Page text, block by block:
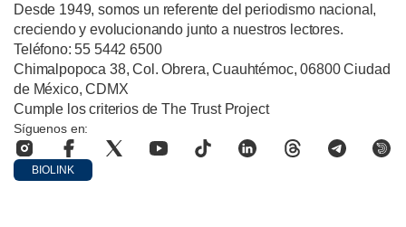
Desde 1949, somos un referente del periodismo nacional,
creciendo y evolucionando junto a nuestros lectores.
Teléfono: 55 5442 6500
Chimalpopoca 38, Col. Obrera, Cuauhtémoc, 06800 Ciudad
de México, CDMX
Cumple los criterios de The Trust Project
Síguenos en:
BIOLINK